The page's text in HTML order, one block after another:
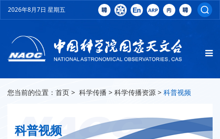
2026年8月7日 星期五
您当前的位置： 首页 > 科学传播 > 科学传播资源 > 科普视频
科普视频